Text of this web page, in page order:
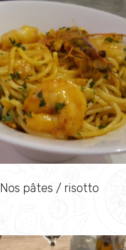
Nos pâtes / risotto